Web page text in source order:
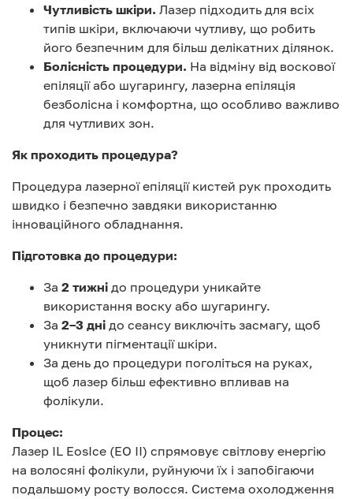
Чутливість шкіри. Лазер підходить для всіх
типів шкіри, включаючи чутливу, що робить
його безпечним для більш делікатних ділянок.
Болісність процедури. На відміну від воскової
епіляції або шугарингу, лазерна епіляція
безболісна і комфортна, що особливо важливо
для чутливих зон.
Як проходить процедура?
Процедура лазерної епіляції кистей рук проходить
швидко і безпечно завдяки використанню
інноваційного обладнання.
Підготовка до процедури:
За 2 тижні до процедури уникайте
використання воску або шугарингу.
За 2–3 дні до сеансу виключіть засмагу, щоб
уникнути пігментації шкіри.
За день до процедури поголіться на руках,
щоб лазер більш ефективно впливав на
фолікули.
Процес:
Лазер IL EosIce (EO II) спрямовує світлову енергію
на волосяні фолікули, руйнуючи їх і запобігаючи
подальшому росту волосся. Система охолодження